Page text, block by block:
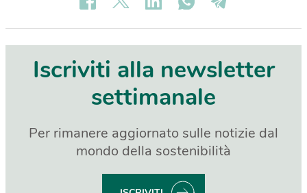
Iscriviti alla newsletter
settimanale
Per rimanere aggiornato sulle notizie dal
mondo della sostenibilità